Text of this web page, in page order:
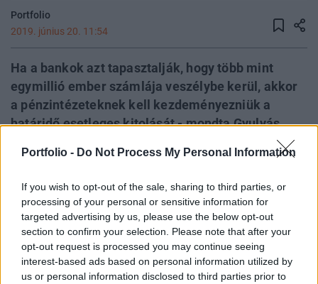
Portfolio - Do Not Process My Personal Information
If you wish to opt-out of the sale, sharing to third parties, or
processing of your personal or sensitive information for
targeted advertising by us, please use the below opt-out
section to confirm your selection. Please note that after your
opt-out request is processed you may continue seeing
interest-based ads based on personal information utilized by
us or personal information disclosed to third parties prior to
Portfolio
2019. június 20. 11:54
Ha a bankok azt tapasztalják, hogy több mint
egymillió ember számlája veszélybe kerül, akkor
a pénzintézeteknek kell kezdeményezniük a
határidő esetleges kitolását - mondta Gyulyás
Gergely Miniszterelenköséget vezető miniszter a
mai Kormányinfón.
Kapcsolódó cikkünk2019.06.20Megszólalt a
bankszövetség: szeptember 30-ig kérik a halasztást a
bankszámláknálJúnius 27-én sok banki ügyfelet érhet
meglepetés: könnyen előfordulhat, hogy nem fognak
hozzáférni a bankszámlájukhoz, nem tudnak átutalni,
kártyával fizetni mindaddig, míg a bankjuk el nem végzi a